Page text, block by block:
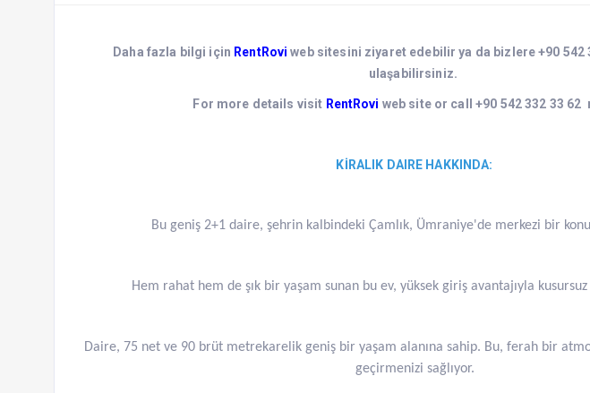
Daha fazla bilgi için RentRoviweb sitesini ziyaret edebilir ya da bizlere +90 542
ulaşabilirsiniz.
For more details visit RentRovi web site or call +90 542 332 33 62
KİRALIK DAIRE HAKKINDA:
Bu geniş 2+1 daire, şehrin kalbindeki Çamlık, Ümraniye'de merkezi bir
Hem rahat hem de şık bir yaşam sunan bu ev, yüksek giriş avantajıyla
Daire, 75 net ve 90 brüt metrekarelik geniş bir yaşam alanına sahip. Bu, ferah bir
geçirmenizi sağlıyor.